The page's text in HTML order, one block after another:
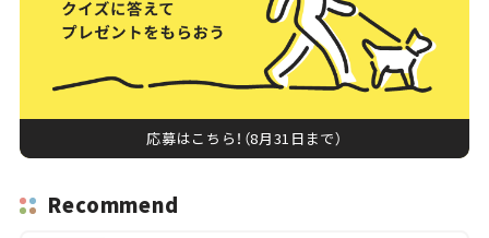
応募はこちら！（8月31日まで）
Recommend